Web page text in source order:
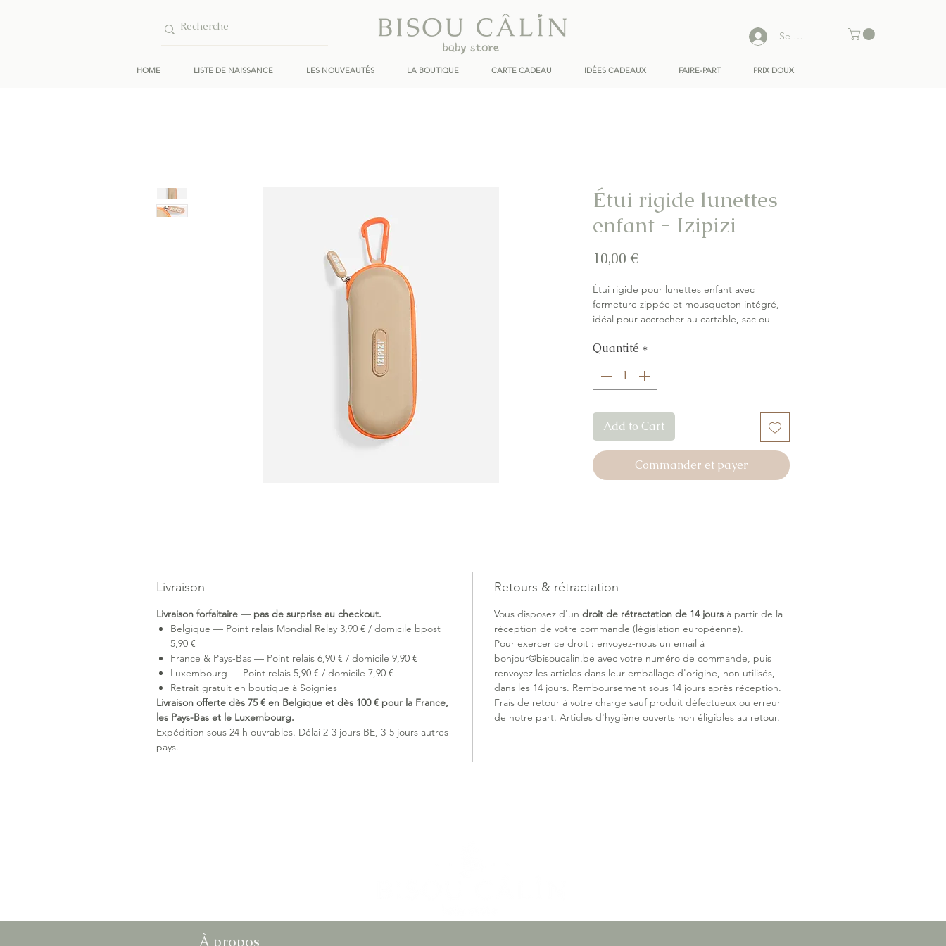
HOME LISTE DE NAISSANCE LES NOUVEAUTÉS LA BOUTIQUE CARTE CADEAU IDÉES CADEAUX FAIRE-PART PRIX DOUX
Se connecter
Étui rigide lunettes
enfant - Izipizi
10,00 €Prix
Étui rigide pour lunettes enfant avec
fermeture zippée et mousqueton intégré,
idéal pour accrocher au cartable, sac ou
toutes circonstances.
Quantité *
Add to Cart
Commander et payer
Livraison
Livraison forfaitaire — pas de surprise au checkout.
Belgique — Point relais Mondial Relay 3,90 € / domicile bpost
5,90 €
France & Pays-Bas — Point relais 6,90 € / domicile 9,90 €
Luxembourg — Point relais 5,90 € / domicile 7,90 €
Retrait gratuit en boutique à Soignies
Livraison offerte dès 75 € en Belgique et dès 100 € pour la France,
les Pays-Bas et le Luxembourg.
Expédition sous 24 h ouvrables. Délai 2-3 jours BE, 3-5 jours autres
pays.
Retours & rétractation
Vous disposez d'un droit de rétractation de 14 jours à partir de la
réception de votre commande (législation européenne).
Pour exercer ce droit : envoyez-nous un email à
bonjour@bisoucalin.be avec votre numéro de commande, puis
renvoyez les articles dans leur emballage d'origine, non utilisés,
dans les 14 jours. Remboursement sous 14 jours après réception.
Frais de retour à votre charge sauf produit défectueux ou erreur
de notre part. Articles d'hygiène ouverts non éligibles au retour.
À propos